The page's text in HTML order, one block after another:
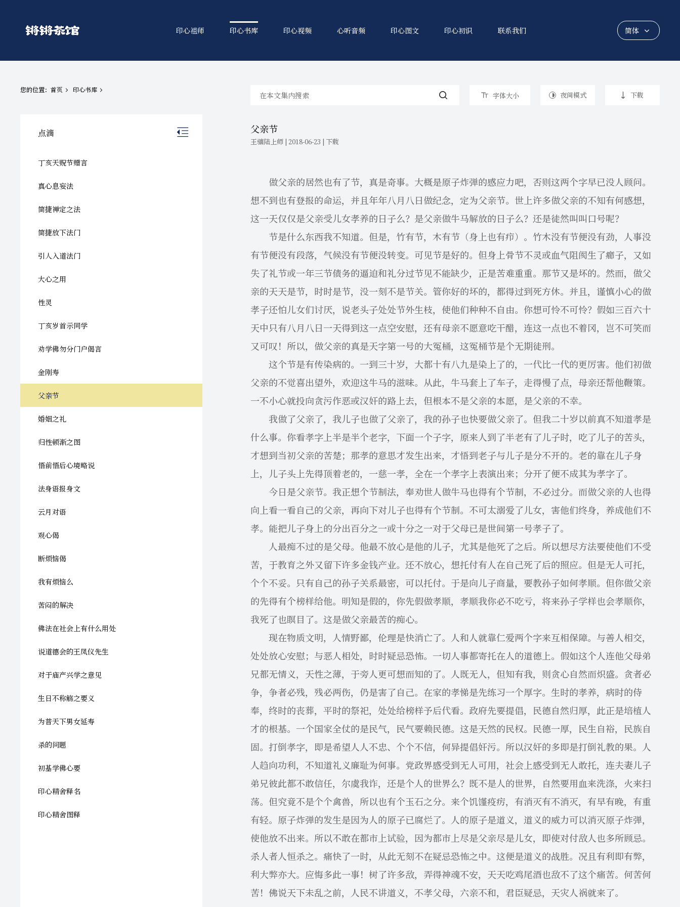
印心祖师 印心书库 印心视频 心听音频 印心图文 印心初识 联系我们
简体
您的位置： 首页 印心书库
字体大小 夜间模式 下载
点滴
丁亥天贶节赠言
真心息妄法
简捷禅定之法
简捷放下法门
引人入道法门
大心之用
性灵
丁亥岁首示同学
劝学佛勿分门户偈言
金刚寿
父亲节
婚姻之礼
归性顿渐之图
悟前悟后心境略说
法身语报身文
云月对语
观心偈
断烦恼偈
我有烦恼么
苦闷的解决
佛法在社会上有什么用处
说道德会的王凤仪先生
对于庙产兴学之意见
生日不称觞之要义
为普天下男女延寿
杀的问题
初基学佛心要
印心精舍释名
印心精舍图释
父亲节
王骧陆上师 | 2018-06-23 | 下载
做父亲的居然也有了节，真是奇事。大概是原子炸弹的感应力吧，否则这两个字早已没人顾问。
想不到也有登报的命运，并且年年八月八日做纪念，定为父亲节。世上许多做父亲的不知有何感想，
这一天仅仅是父亲受儿女孝养的日子么？是父亲做牛马解放的日子么？还是徒然叫叫口号呢？
节是什么东西我不知道。但是，竹有节，木有节（身上也有疖）。竹木没有节便没有劲，人事没
有节便没有段落，气候没有节便没转变。可见节是好的。但身上骨节不灵或血气阻阂生了癤子，又如
失了礼节或一年三节债务的逼迫和礼分过节见不能缺少，正是苦难重重。那节又是坏的。然而，做父
亲的天天是节，时时是节，没一刻不是节关。管你好的坏的，都得过到死方休。并且，谨慎小心的做
孝子还怕儿女们讨厌，说老头子处处节外生枝，使他们种种不自由。你想可怜不可怜？假如三百六十
天中只有八月八日一天得到这一点空安慰，还有母亲不愿意吃干醋，连这一点也不着冈，岂不可笑而
又可叹！所以，做父亲的真是天字第一号的大冤桶，这冤桶节是个无期徒刑。
这个节是有传染病的。一到三十岁，大都十有八九是染上了的，一代比一代的更厉害。他们初做
父亲的不觉喜出望外，欢迎这牛马的滋味。从此，牛马套上了车子，走得慢了点，母亲还帮他鞭策。
一不小心就投向贪污作恶或汉奸的路上去，但根本不是父亲的本愿，是父亲的不幸。
我做了父亲了，我儿子也做了父亲了，我的孙子也快要做父亲了。但我二十岁以前真不知道孝是
什么事。你看孝字上半是半个老字，下面一个子字，原来人到了半老有了儿子时，吃了儿子的苦头，
才想到当初父亲的苦楚；那孝的意思才发生出来，才悟到老子与儿子是分不开的。老的靠在儿子身
上，儿子头上先得顶着老的，一慈一孝，全在一个孝字上表演出来；分开了便不成其为孝字了。
今日是父亲节。我正想个节制法，奉劝世人做牛马也得有个节制，不必过分。而做父亲的人也得
向上看一看自己的父亲，再向下对儿子也得有个节制。不可太溺爱了儿女，害他们终身，养成他们不
孝。能把儿子身上的分出百分之一或十分之一对于父母已是世间第一号孝子了。
人最痴不过的是父母。他最不放心是他的儿子，尤其是他死了之后。所以想尽方法要使他们不受
苦，于教育之外又留下许多金钱产业。还不放心，想托付有人在自己死了后的照应。但是无人可托，
个个不妥。只有自己的孙子关系最密，可以托付。于是向儿子商量，要教孙子如何孝顺。但你做父亲
的先得有个榜样给他。明知是假的，你先假做孝顺，孝顺我你必不吃亏，将来孙子学样也会孝顺你，
我死了也瞑目了。这是做父亲最苦的痴心。
现在物质文明，人情野鄙，伦理是快消亡了。人和人就靠仁爱两个字来互相保障。与善人相交，
处处放心安慰；与恶人相处，时时疑忌恐怖。一切人事都寄托在人的道德上。假如这个人连他父母弟
兄都无情义，天性之薄，于旁人更可想而知的了。人既无人，但知有我，则贪心自然而炽盛。贪者必
争，争者必残，残必两伤，仍是害了自己。在家的孝悌是先练习一个厚字。生时的孝养，病时的侍
奉，终时的丧葬，平时的祭祀，处处给榜样予后代看。政府先要提倡，民德自然归厚，此正是培植人
才的根基。一个国家全仗的是民气，民气要赖民德。这是天然的民权。民德一厚，民生自裕，民族自
固。打倒孝字，即是希望人人不忠、个个不信，何异提倡奸污。所以汉奸的多即是打倒礼教的果。人
人趋向功利，不知道礼义廉耻为何事。党政界感受到无人可用，社会上感受到无人敢托，连夫妻儿子
弟兄彼此都不敢信任，尔虞我诈，还是个人的世界么？既不是人的世界，自然要用血来洗涤，火来扫
荡。但究竟不是个个禽兽，所以也有个玉石之分。来个饥馑疫疠，有消灭有不消灭，有早有晚，有重
有轻。原子炸弹的发生是因为人的原子已腐烂了。人的原子是道义，道义的威力可以消灭原子炸弹，
使他放不出来。所以不敢在都市上试验，因为都市上尽是父亲尽是儿女，即使对付敌人也多所顾忌。
杀人者人恒杀之。痛快了一时，从此无刻不在疑忌恐怖之中。这便是道义的战胜。况且有利即有弊，
利大弊亦大。应悔多此一事！树了许多敌，弄得神魂不安，天天吃鸡尾酒也敌不了这个痛苦。何苦何
苦！佛说天下未乱之前，人民不讲道义，不孝父母，六亲不和，君臣疑忌，天灾人祸就来了。